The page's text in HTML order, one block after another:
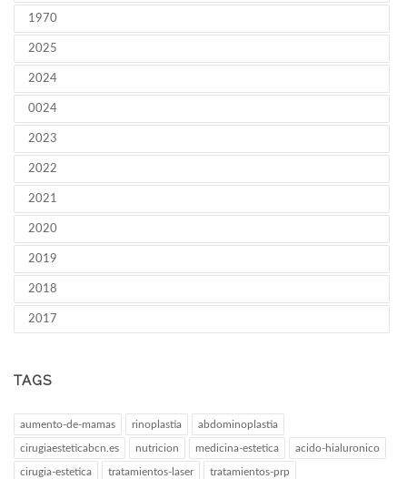
1970
2025
2024
0024
2023
2022
2021
2020
2019
2018
2017
TAGS
aumento-de-mamas rinoplastia abdominoplastia
cirugiaesteticabcn.es nutricion medicina-estetica acido-hialuronico
cirugia-estetica tratamientos-laser tratamientos-prp